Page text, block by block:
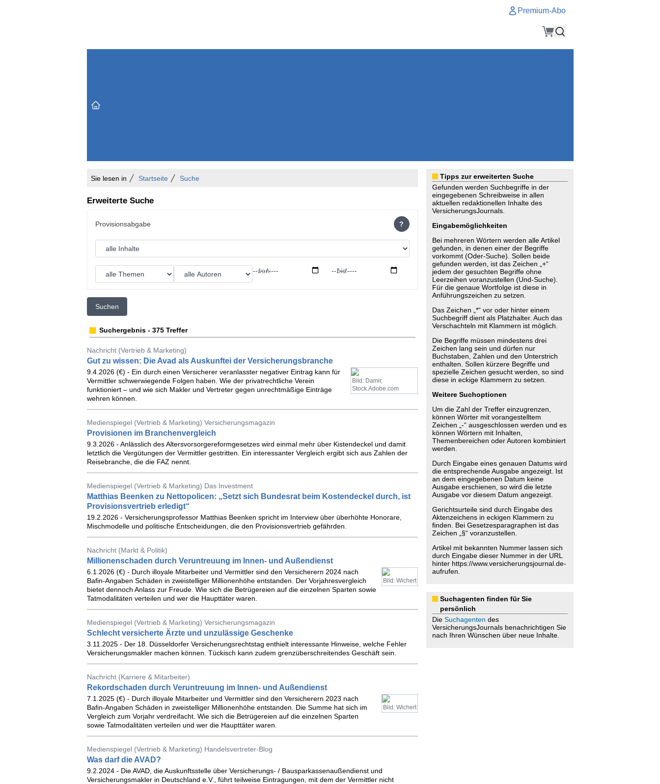
Premium-Abo
Sie lesen in Startseite Suche
Erweiterte Suche
?
von: bis:
Suchen
Suchergebnis - 375 Treffer
Nachricht (Vertrieb & Marketing)
Gut zu wissen: Die Avad als Auskunftei der Versicherungsbranche
Bild: Damir,
Stock.Adobe.com
9.4.2026 (€) - Ein durch einen Versicherer veranlasster negativer Eintrag kann für
Vermittler schwerwiegende Folgen haben. Wie der privatrechtliche Verein
funktioniert – und wie sich Makler und Vertreter gegen unrechtmäßige Einträge
wehren können.
Medienspiegel (Vertrieb & Marketing) Versicherungsmagazin
Provisionen im Branchenvergleich
9.3.2026 - Anlässlich des Altersvorsorgereformgesetzes wird einmal mehr über Kistendeckel und damit
letztlich die Vergütungen der Vermittler gestritten. Ein interessanter Vergleich ergibt sich aus Zahlen der
Reisebranche, die die FAZ nennt.
Medienspiegel (Vertrieb & Marketing) Das Investment
Matthias Beenken zu Nettopolicen: „Setzt sich Bundesrat beim Kostendeckel durch, ist
Provisionsvertrieb erledigt“
19.2.2026 - Versicherungsprofessor Matthias Beenken spricht im Interview über überhöhte Honorare,
Mischmodelle und politische Entscheidungen, die den Provisionsvertrieb gefährden.
Nachricht (Markt & Politik)
Millionenschaden durch Veruntreuung im Innen- und Außendienst
Bild: Wichert
6.1.2026 (€) - Durch illoyale Mitarbeiter und Vermittler sind den Versicherern 2024 nach
Bafin-Angaben Schäden in zweistelliger Millionenhöhe entstanden. Der Vorjahresvergleich
bietet dennoch Anlass zur Freude. Wie sich die Betrügereien auf die einzelnen Sparten sowie
Tatmodalitäten verteilen und wer die Haupttäter waren.
Medienspiegel (Vertrieb & Marketing) Versicherungsmagazin
Schlecht versicherte Ärzte und unzulässige Geschenke
3.11.2025 - Der 18. Düsseldorfer Versicherungsrechtstag enthielt interessante Hinweise, welche Fehler
Versicherungsmakler machen können. Tückisch kann zudem grenzüberschreitendes Geschäft sein.
Nachricht (Karriere & Mitarbeiter)
Rekordschaden durch Veruntreuung im Innen- und Außendienst
Bild: Wichert
7.1.2025 (€) - Durch illoyale Mitarbeiter und Vermittler sind den Versicherern 2023 nach
Bafin-Angaben Schäden in zweistelliger Millionenhöhe entstanden. Die Summe hat sich im
Vergleich zum Vorjahr verdreifacht. Wie sich die Betrügereien auf die einzelnen Sparten
sowie Tatmodalitäten verteilen und wer die Haupttäter waren.
Medienspiegel (Vertrieb & Marketing) Handelsvertreter-Blog
Was darf die AVAD?
9.2.2024 - Die AVAD, die Auskunftsstelle über Versicherungs- / Bausparkassenaußendienst und
Versicherungsmakler in Deutschland e.V., führt teilweise Eintragungen, mit dem der Vermittler nicht
Tipps zur erweiterten Suche
Gefunden werden Suchbegriffe in der
eingegebenen Schreibweise in allen
aktuellen redaktionellen Inhalte des
VersicherungsJournals.
Eingabemöglichkeiten
Bei mehreren Wörtern werden alle Artikel
gefunden, in denen einer der Begriffe
vorkommt (Oder-Suche). Sollen beide
gefunden werden, ist das Zeichen „+“
jedem der gesuchten Begriffe ohne
Leerzeihen voranzustellen (Und-Suche).
Für die genaue Wortfolge ist diese in
Anführungszeichen zu setzen.
Das Zeichen „*“ vor oder hinter einem
Suchbegriff dient als Platzhalter. Auch das
Verschachteln mit Klammern ist möglich.
Die Begriffe müssen mindestens drei
Zeichen lang sein und dürfen nur
Buchstaben, Zahlen und den Unterstrich
enthalten. Sollen kürzere Begriffe und
spezielle Zeichen gesucht werden, so sind
diese in eckige Klammern zu setzen.
Weitere Suchoptionen
Um die Zahl der Treffer einzugrenzen,
können Wörter mit vorangestelltem
Zeichen „-“ ausgeschlossen werden und es
können Wörtern mit Inhalten,
Themenbereichen oder Autoren kombiniert
werden.
Durch Eingabe eines genauen Datums wird
die entsprechende Ausgabe angezeigt. Ist
an dem eingegebenen Datum keine
Ausgabe erschienen, so wird die letzte
Ausgabe vor diesem Datum angezeigt.
Gerichtsurteile sind durch Eingabe des
Aktenzeichens in eckigen Klammern zu
finden. Bei Gesetzesparagraphen ist das
Zeichen „§“ voranzustellen.
Artikel mit bekannten Nummer lassen sich
durch Eingabe dieser Nummer in der URL
hinter https://www.versicherungsjournal.de-
aufrufen.
Suchagenten finden für Sie
persönlich
Die Suchagenten des
VersicherungsJournals benachrichtigen Sie
nach Ihren Wünschen über neue Inhalte.